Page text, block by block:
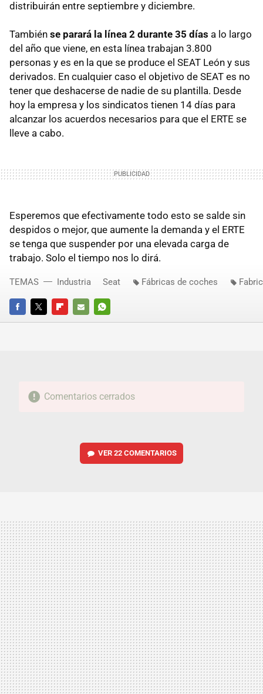
distribuirán entre septiembre y diciembre.
También se parará la línea 2 durante 35 días a lo largo
del año que viene, en esta línea trabajan 3.800
personas y es en la que se produce el SEAT León y sus
derivados. En cualquier caso el objetivo de SEAT es no
tener que deshacerse de nadie de su plantilla. Desde
hoy la empresa y los sindicatos tienen 14 días para
alcanzar los acuerdos necesarios para que el ERTE se
lleve a cabo.
Esperemos que efectivamente todo esto se salde sin
despidos o mejor, que aumente la demanda y el ERTE
se tenga que suspender por una elevada carga de
trabajo. Solo el tiempo nos lo dirá.
FACEBOOKTWITTERFLIPBOARD
E-
WHATSAPP
TEMAS Industria Seat Fábricas de coches
Comentarios cerrados
VER 22 COMENTARIOS